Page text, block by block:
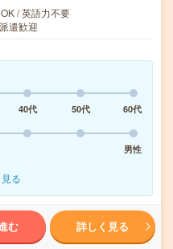
/ 英語力不要
遣歓迎
40代 50代
60代
男性
る
む 詳しく見る